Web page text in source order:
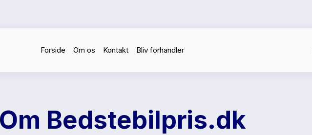
Forside Om os Kontakt Bliv forhandler
Om Bedstebilpris.dk